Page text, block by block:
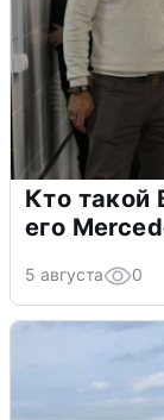
Кто такой
его
5 августа 0